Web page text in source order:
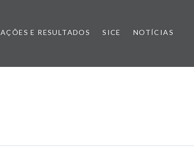
AÇÕES E RESULTADOS SICE NOTÍCIAS